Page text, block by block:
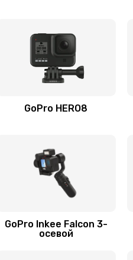
GoPro HERO8
GoPro Inkee Falcon 3-
осевой